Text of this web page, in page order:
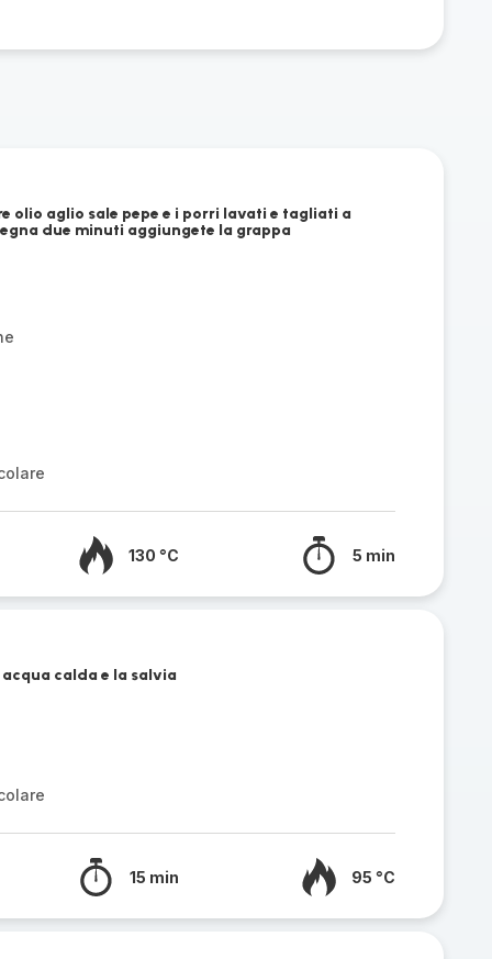
olio aglio sale pepe e i porri lavati e tagliati a
due minuti aggiungete la grappa
130 °C 5 min
calda e la salvia
15 min 95 °C